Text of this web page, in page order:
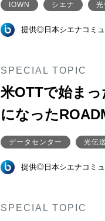
IOWN シエナ 光
提供◎日本シエナコミ
SPECIAL TOPIC
米OTTで始ま
になった
データセンター 光伝送
提供◎日本シエナコミ
SPECIAL TOPIC